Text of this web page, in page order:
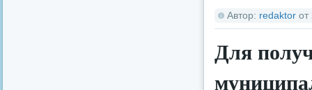
Автор: redaktor от
Для